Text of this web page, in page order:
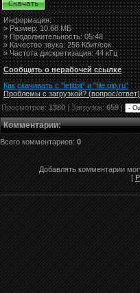
Информация:
»Размер:10.68 МБ
» Продолжительность: 05:48
» Качество звука: 256 Кбит/сек
» Частота дискретизация: 44 кГц
Сообщить о нерабочей ссылке
Как скачивать с "letitbit" и "file.qip.ru"
Проблемы с загрузкой? (вопрос/ответ)
Просмотров:1380| Загрузок:659|
Комментарии:
Всего комментариев: 0
Добавлять комментарии
[